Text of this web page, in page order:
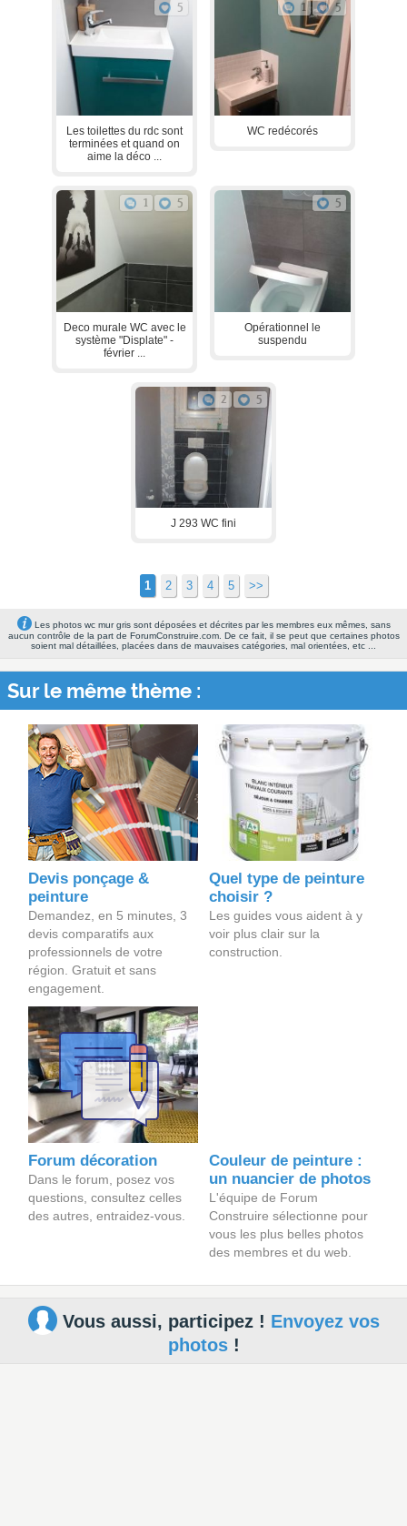
5
Les toilettes du rdc sont
terminées et quand on
aime la déco ...
1 5
WC redécorés
1 5
Deco murale WC avec le
système "Displate" -
février ...
5
Opérationnel le
suspendu
2 5
J 293 WC fini
1 2 3 4 5 >>
Les photos wc mur gris sont déposées et décrites par les membres eux mêmes, sans
aucun contrôle de la part de ForumConstruire.com. De ce fait, il se peut que certaines photos
soient mal détaillées, placées dans de mauvaises catégories, mal orientées, etc ...
Sur le même thème :
Devis ponçage &
peinture
Demandez, en 5 minutes, 3
devis comparatifs aux
professionnels de votre
région. Gratuit et sans
engagement.
Quel type de peinture
choisir ?
Les guides vous aident à y
voir plus clair sur la
construction.
Forum décoration
Dans le forum, posez vos
questions, consultez celles
des autres, entraidez-vous.
Couleur de peinture :
un nuancier de photos
L'équipe de Forum
Construire sélectionne pour
vous les plus belles photos
des membres et du web.
Vous aussi, participez ! Envoyez vos
photos!